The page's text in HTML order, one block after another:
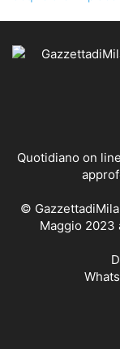
Quotidiano on
©
Maggio 2023